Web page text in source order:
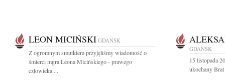
LEON MICIŃSKI GDAŃSK
Z ogromnym smutkiem przyjęliśmy wiadomość o
śmierci mgra Leona Micińskiego - prawego
człowieka....
GDAŃSK
15 listopada
ukochany